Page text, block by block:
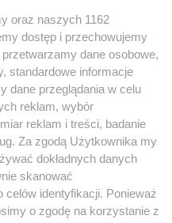
sali gimastycznej
dzieci? Ratusz odpowiada
podsumowała lipiec
w prywatną własność
walkę z każdym w tej lidze
po tragedii na Rąbinie
z Inowrocławia przeciwko
Ino-online Media
oraz naszych 1162
dostęp i przechowujemy
dane osobowe,
standardowe informacje
dane przeglądania w celu
reklam, wybór
reklam i treści, badanie
Za zgodą Użytkownika my
dokładnych danych
skanować
identyfikacji. Ponieważ
o zgodę na korzystanie z